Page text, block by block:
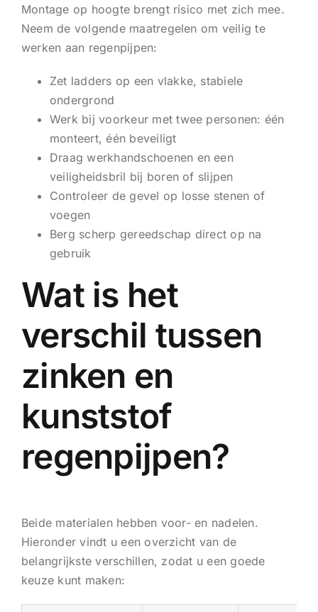
Montage op hoogte brengt risico met zich mee.
Neem de volgende maatregelen om veilig te
werken aan regenpijpen:
Zet ladders op een vlakke, stabiele
ondergrond
Werk bij voorkeur met twee personen: één
monteert, één beveiligt
Draag werkhandschoenen en een
veiligheidsbril bij boren of slijpen
Controleer de gevel op losse stenen of
voegen
Berg scherp gereedschap direct op na
gebruik
Wat is het
verschil tussen
zinken en
kunststof
regenpijpen?
Beide materialen hebben voor- en nadelen.
Hieronder vindt u een overzicht van de
belangrijkste verschillen, zodat u een goede
keuze kunt maken: